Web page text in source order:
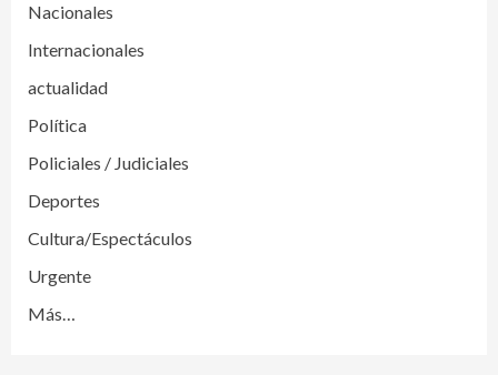
Nacionales
Internacionales
actualidad
Política
Policiales / Judiciales
Deportes
Cultura/Espectáculos
Urgente
Más…